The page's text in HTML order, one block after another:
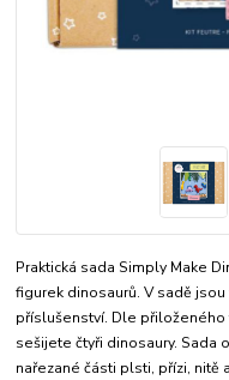
Praktická sada Simply Make
figurek dinosaurů. V sadě
příslušenství. Dle přiloženého
sešijete čtyři dinosaury.
nařezané části plsti, přízi, nitě